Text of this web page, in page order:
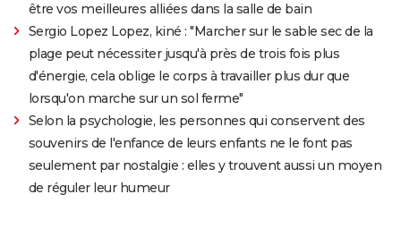
être vos meilleures alliées dans la salle de bain
Sergio Lopez Lopez, kiné : "Marcher sur le sable sec de la
plage peut nécessiter jusqu'à près de trois fois plus
d'énergie, cela oblige le corps à travailler plus dur que
lorsqu'on marche sur un sol ferme"
Selon la psychologie, les personnes qui conservent des
souvenirs de l'enfance de leurs enfants ne le font pas
seulement par nostalgie : elles y trouvent aussi un moyen
de réguler leur humeur